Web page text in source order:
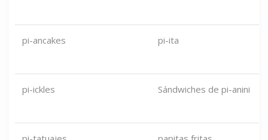
pi-ancakes pi-ita
pi-ickles Sándwiches de pi-anini